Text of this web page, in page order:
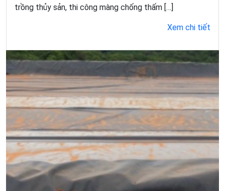
trồng thủy sản, thi công màng chống thấm […]
Xem chi tiết